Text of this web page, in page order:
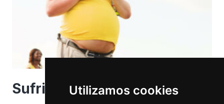
Utilizamos cookies
Sufriendo la gordofobia